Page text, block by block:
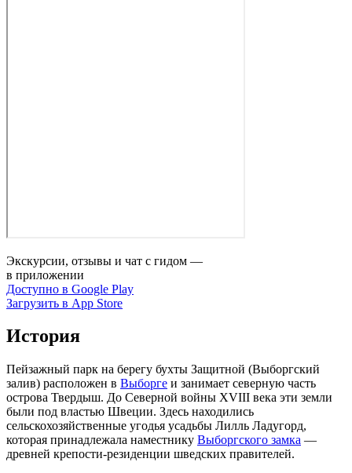
Экскурсии, отзывы и чат с гидом —
в приложении
Доступно в Google Play
Загрузить в App Store
История
Пейзажный парк на берегу бухты Защитной (Выборгский
залив) расположен в Выборге и занимает северную часть
острова Твердыш. До Северной войны XVIII века эти земли
были под властью Швеции. Здесь находились
сельскохозяйственные угодья усадьбы Лилль Ладугорд,
которая принадлежала наместнику Выборгского замка —
древней крепости‑резиденции шведских правителей.